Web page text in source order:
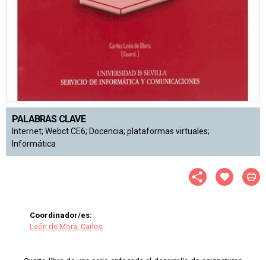
PALABRAS CLAVE
Internet; Webct CE6; Docencia; plataformas virtuales;
Informática
Coordinador/es:
León de Mora, Carlos